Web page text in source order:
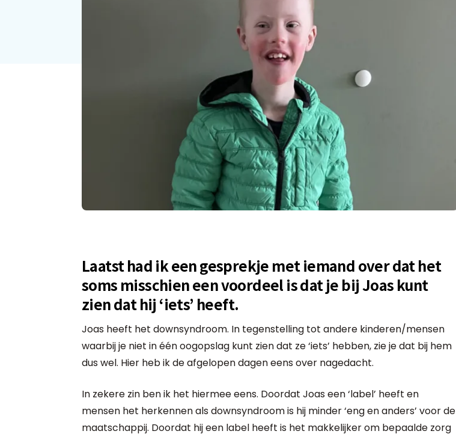
Laatst had ik een gesprekje met iemand over dat het
soms misschien een voordeel is dat je bij Joas kunt
zien dat hij ‘iets’ heeft.
Joas heeft het downsyndroom. In tegenstelling tot andere kinderen/mensen
waarbij je niet in één oogopslag kunt zien dat ze ‘iets’ hebben, zie je dat bij hem
dus wel. Hier heb ik de afgelopen dagen eens over nagedacht.
In zekere zin ben ik het hiermee eens. Doordat Joas een ‘label’ heeft en
mensen het herkennen als downsyndroom is hij minder ‘eng en anders’ voor de
maatschappij. Doordat hij een label heeft is het makkelijker om bepaalde zorg